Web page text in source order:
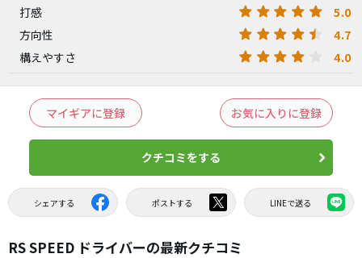
打感 5.0
方向性 4.7
構えやすさ 4.0
マイギアに登録 お気に入りに登録
クチコミをする
シェアする ポストする LINEで送る
RS SPEED ドライバーの最新クチコミ